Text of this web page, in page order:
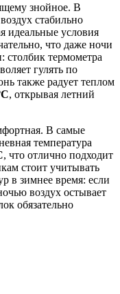
знойное. В
стабильно
идеальные условия
что даже ночи
столбик термометра
гулять по
также радует теплом
, открывая летний
В самые
температура
, что отлично подходит
стоит учитывать
в зимнее время: если
воздух остывает
обязательно